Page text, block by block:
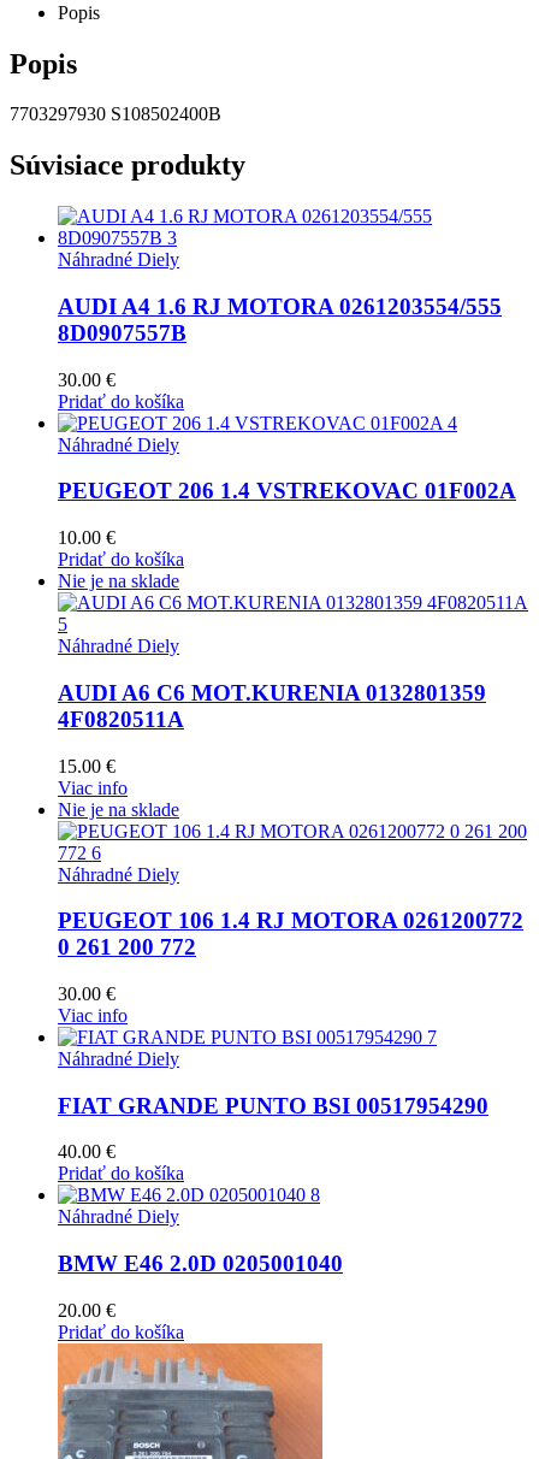
Popis
Popis
7703297930 S108502400B
Súvisiace produkty
Náhradné Diely
AUDI A4 1.6 RJ MOTORA 0261203554/555
8D0907557B
30.00 €
Pridať do košíka
Náhradné Diely
PEUGEOT 206 1.4 VSTREKOVAC 01F002A
10.00 €
Pridať do košíka
Nie je na sklade
Náhradné Diely
AUDI A6 C6 MOT.KURENIA 0132801359
4F0820511A
15.00 €
Viac info
Nie je na sklade
Náhradné Diely
PEUGEOT 106 1.4 RJ MOTORA 0261200772
0 261 200 772
30.00 €
Viac info
Náhradné Diely
FIAT GRANDE PUNTO BSI 00517954290
40.00 €
Pridať do košíka
Náhradné Diely
BMW E46 2.0D 0205001040
20.00 €
Pridať do košíka